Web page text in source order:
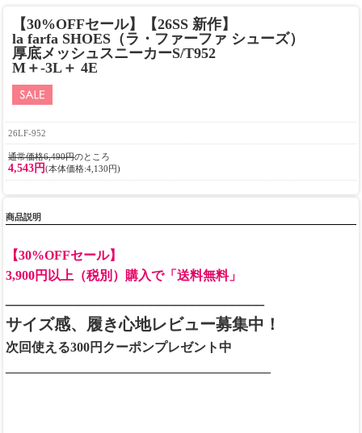
【30%OFFセール】【26SS 新作】
la farfa SHOES（ラ・ファーファ シューズ）
厚底メッシュスニーカーS/T952
M＋-3L＋ 4E
26LF-952
通常価格6,490円のところ
4,543円(本体価格:4,130円)
商品説明
【30%OFFセール】
3,900円以上（税別）購入で「送料無料」
サイズ感、履き心地レビュー募集中！
次回使える300円クーポンプレゼント中